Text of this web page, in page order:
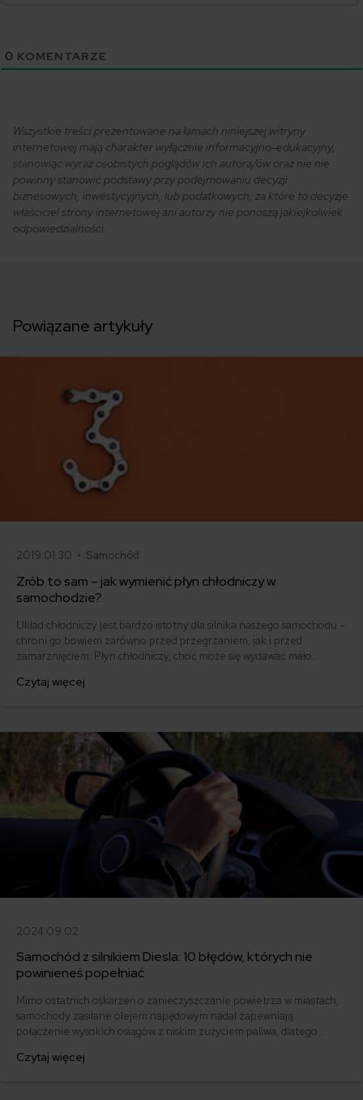
0 KOMENTARZE
Wszystkie treści prezentowane na łamach niniejszej witryny
internetowej mają charakter wyłącznie informacyjno-edukacyjny,
stanowiąc wyraz osobistych poglądów ich autora/ów oraz nie nie
powinny stanowić podstawy przy podejmowaniu decyzji
biznesowych, inwestycyjnych, lub podatkowych, za które to decyzje
właściciel strony internetowej ani autorzy nie ponoszą jakiejkolwiek
odpowiedzialności.
Powiązane artykuły
2019.01.30 • Samochód
Zrób to sam – jak wymienić płyn chłodniczy w
samochodzie?
Układ chłodniczy jest bardzo istotny dla silnika naszego samochodu –
chroni go bowiem zarówno przed przegrzaniem, jak i przed
zamarznięciem. Płyn chłodniczy, choć może się wydawać mało
zapewniając nam bezpieczne i spokojne podróżowanie. Jak
Czytaj więcej
2024.09.02
Samochód z silnikiem Diesla: 10 błędów, których nie
powinieneś popełniać
Mimo ostatnich oskarżeń o zanieczyszczanie powietrza w miastach,
samochody zasilane olejem napędowym nadal zapewniają
połączenie wysokich osiągów z niskim zużyciem paliwa, dlatego
kierowców nie wie, jak prawidłowo jeździć dieslem. Podpowiadamy,
Czytaj więcej